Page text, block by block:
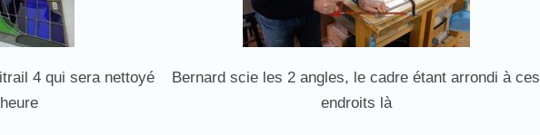
4 qui sera nettoyé
Bernard scie les 2 angles, le cadre étant arrondi à ces
endroits là